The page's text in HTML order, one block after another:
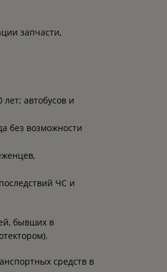
запчасти,
автобусов и
без возможности
ЧС и
бывших в
средств в